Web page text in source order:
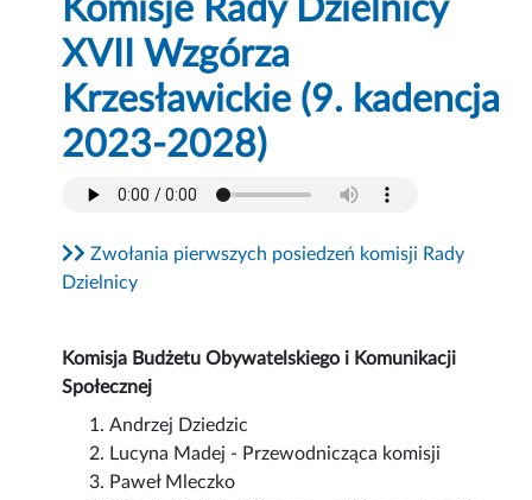
Komisje Rady Dzielnicy
XVII Wzgórza
Krzesławickie (9. kadencja
2023-2028)
Zwołania pierwszych posiedzeń komisji Rady
Dzielnicy
Komisja Budżetu Obywatelskiego i Komunikacji
Społecznej
Andrzej Dziedzic
Lucyna Madej - Przewodnicząca komisji
Paweł Mleczko